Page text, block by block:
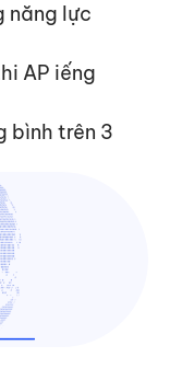
năng lực
AP iếng
bình trên 3